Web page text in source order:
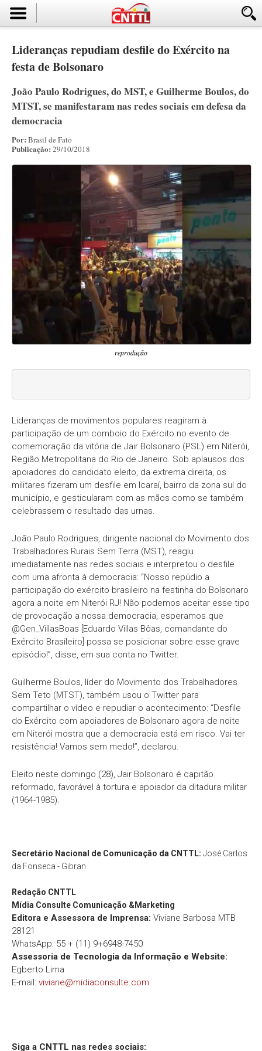
Lideranças repudiam desfile do Exército na
festa de Bolsonaro
João Paulo Rodrigues, do MST, e Guilherme Boulos, do
MTST, se manifestaram nas redes sociais em defesa da
democracia
Por: Brasil de Fato
Publicação: 29/10/2018
reprodução
Lideranças de movimentos populares reagiram à
participação de um comboio do Exército no evento de
comemoração da vitória de Jair Bolsonaro (PSL) em Niterói,
Região Metropolitana do Rio de Janeiro. Sob aplausos dos
apoiadores do candidato eleito, da extrema direita, os
militares fizeram um desfile em Icaraí, bairro da zona sul do
município, e gesticularam com as mãos como se também
celebrassem o resultado das urnas.
João Paulo Rodrigues, dirigente nacional do Movimento dos
Trabalhadores Rurais Sem Terra (MST), reagiu
imediatamente nas redes sociais e interpretou o desfile
com uma afronta à democracia: “Nosso repúdio a
participação do exército brasileiro na festinha do Bolsonaro
agora a noite em Niterói RJ! Não podemos aceitar esse tipo
de provocação a nossa democracia, esperamos que
@Gen_VillasBoas [Eduardo Villas Bôas, comandante do
Exército Brasileiro] possa se posicionar sobre esse grave
episódio!”, disse, em sua conta no Twitter.
Guilherme Boulos, líder do Movimento dos Trabalhadores
Sem Teto (MTST), também usou o Twitter para
compartilhar o vídeo e repudiar o acontecimento: “Desfile
do Exército com apoiadores de Bolsonaro agora de noite
em Niterói mostra que a democracia está em risco. Vai ter
resistência! Vamos sem medo!”, declarou.
Eleito neste domingo (28), Jair Bolsonaro é capitão
reformado, favorável à tortura e apoiador da ditadura militar
(1964-1985).
Secretário Nacional de Comunicação da CNTTL: José Carlos
da Fonseca - Gibran
Redação CNTTL
Mídia Consulte Comunicação &Marketing
Editora e Assessora de Imprensa: Viviane Barbosa MTB
28121
WhatsApp: 55 + (11) 9+6948-7450
Assessoria de Tecnologia da Informação e Website:
Egberto Lima
E-mail: viviane@midiaconsulte.com
Siga a CNTTL nas redes sociais: